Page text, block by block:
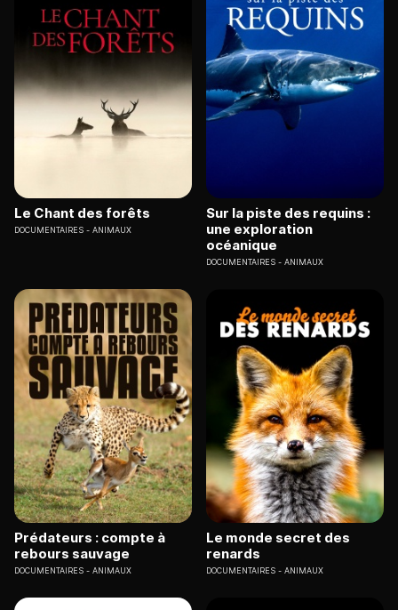
Le Chant des forêts
DOCUMENTAIRES ANIMAUX
Sur la piste des requins :
une exploration
océanique
DOCUMENTAIRES ANIMAUX
Prédateurs : compte à
rebours sauvage
DOCUMENTAIRES ANIMAUX
Le monde secret des
renards
DOCUMENTAIRES ANIMAUX